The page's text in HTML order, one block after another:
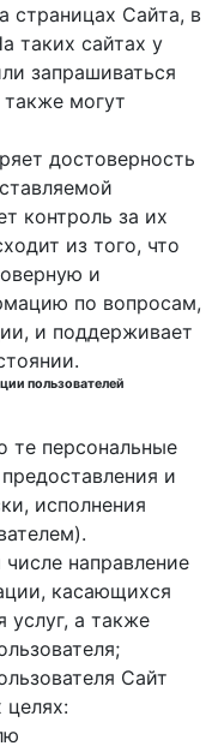
страницах Сайта, в
таких сайтах у
запрашиваться
могут
достоверность
контроль за их
из того, что
и
по вопросам,
и поддерживает
пользователей
те персональные
и
исполнения
числе направление
касающихся
услуг, а также
Сайт